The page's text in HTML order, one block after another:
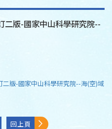
二版-國家中山科學研究院--
二版-國家中山科學研究院--海(空)域
回上頁